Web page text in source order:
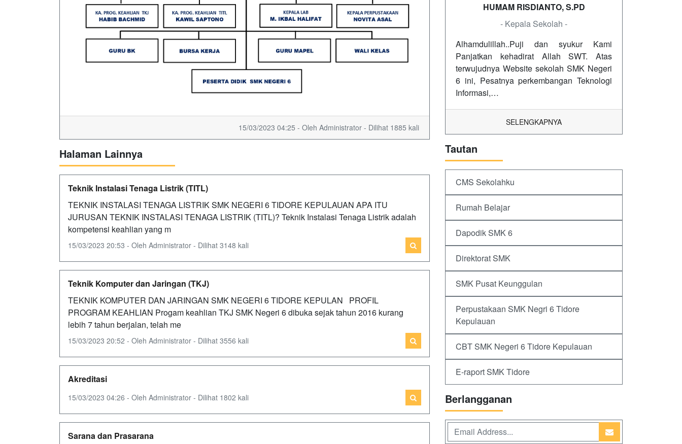
15/03/2023 04:25 - Oleh Administrator - Dilihat 1885 kali
Halaman Lainnya
Teknik Instalasi Tenaga Listrik (TITL)
TEKNIK INSTALASI TENAGA LISTRIK SMK NEGERI 6 TIDORE KEPULAUAN APA ITU
JURUSAN TEKNIK INSTALASI TENAGA LISTRIK (TITL)? Teknik Instalasi Tenaga Listrik adalah
kompetensi keahlian yang m
15/03/2023 20:53 - Oleh Administrator - Dilihat 3148 kali
Teknik Komputer dan Jaringan (TKJ)
TEKNIK KOMPUTER DAN JARINGAN SMK NEGERI 6 TIDORE KEPULAN PROFIL
PROGRAM KEAHLIAN Progam keahlian TKJ SMK Negeri 6 dibuka sejak tahun 2016 kurang
lebih 7 tahun berjalan, telah me
15/03/2023 20:52 - Oleh Administrator - Dilihat 3556 kali
Akreditasi
15/03/2023 04:26 - Oleh Administrator - Dilihat 1802 kali
Sarana dan Prasarana
HUMAM RISDIANTO, S.PD
- Kepala Sekolah -
Alhamdulillah..Puji dan syukur Kami
Panjatkan kehadirat Allah SWT. Atas
terwujudnya Website sekolah SMK Negeri
6 ini, Pesatnya perkembangan Teknologi
Informasi,…
SELENGKAPNYA
Tautan
CMS Sekolahku
Rumah Belajar
Dapodik SMK 6
Direktorat SMK
SMK Pusat Keunggulan
Perpustakaan SMK Negri 6 Tidore
Kepulauan
CBT SMK Negeri 6 Tidore Kepulauan
E-raport SMK Tidore
Berlangganan